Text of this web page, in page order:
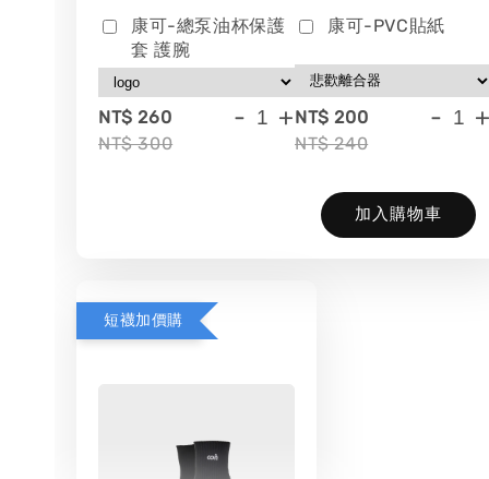
康可-總泵油杯保護
套 護腕
NT$ 260
NT$ 300
- +
康可-PVC貼紙
NT$ 200
NT$ 240
-
加入購物車
短襪加價購